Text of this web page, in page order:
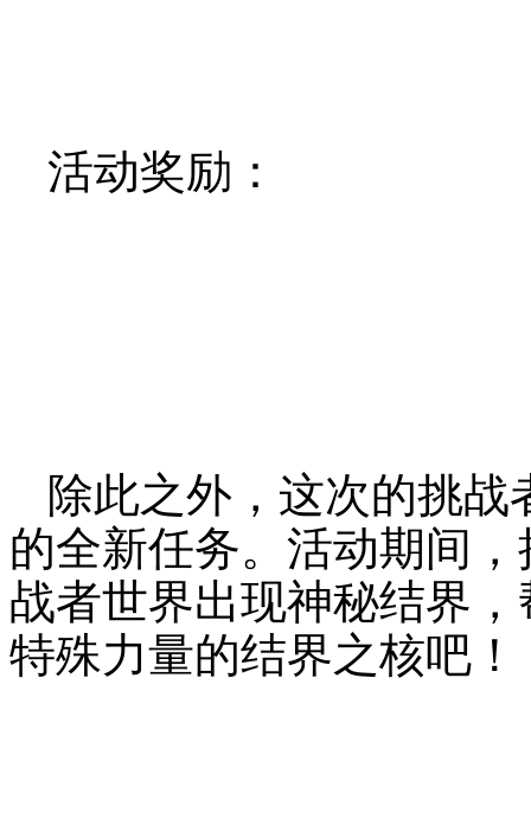
活动奖励：
除此之外，这次的挑
的全新任务。活动期间
战者世界出现神秘结界
特殊力量的结界之核吧！